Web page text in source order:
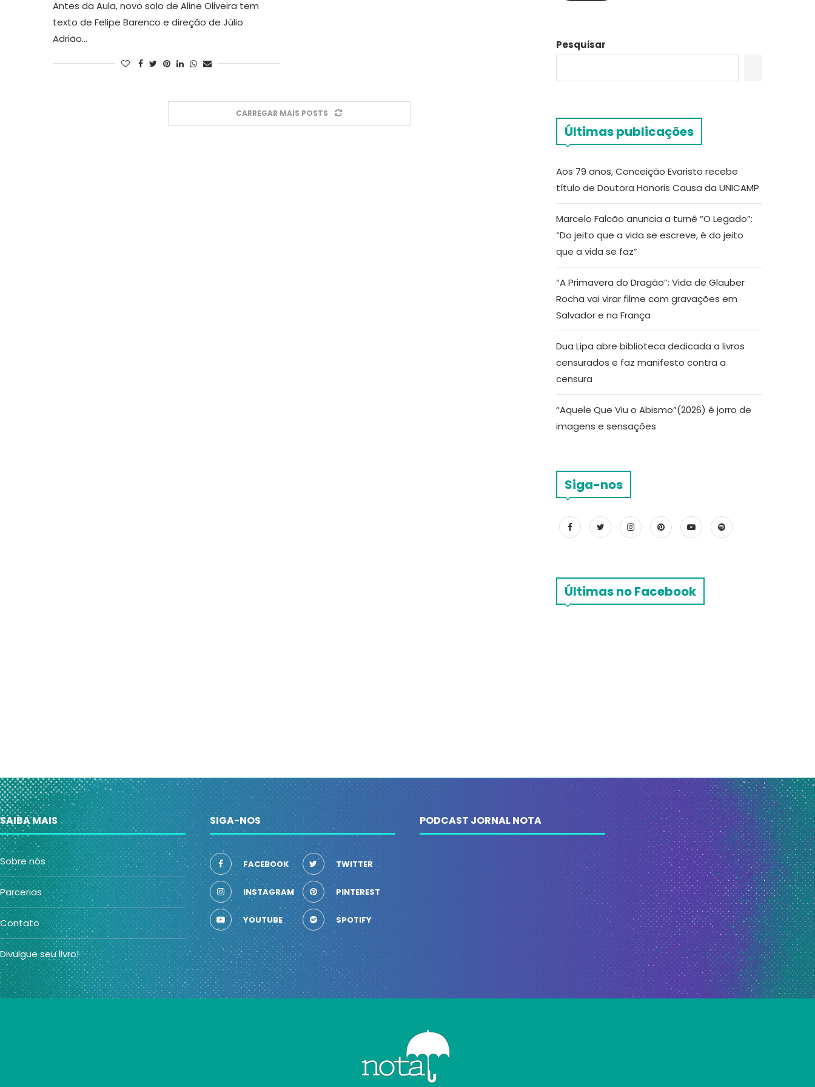
Antes da Aula, novo solo de Aline Oliveira tem
texto de Felipe Barenco e direção de Júlio
Adrião…
CARREGAR MAIS POSTS
Pesquisar
Últimas publicações
Aos 79 anos, Conceição Evaristo recebe
título de Doutora Honoris Causa da UNICAMP
Marcelo Falcão anuncia a turnê “O Legado”:
“Do jeito que a vida se escreve, é do jeito
que a vida se faz”
“A Primavera do Dragão”: Vida de Glauber
Rocha vai virar filme com gravações em
Salvador e na França
Dua Lipa abre biblioteca dedicada a livros
censurados e faz manifesto contra a
censura
“Aquele Que Viu o Abismo”(2026) é jorro de
imagens e sensações
Siga-nos
Últimas no Facebook
SAIBA MAIS
Sobre nós
Parcerias
Contato
Divulgue seu livro!
SIGA-NOS
FACEBOOK TWITTER
INSTAGRAM PINTEREST
YOUTUBE SPOTIFY
PODCAST JORNAL NOTA